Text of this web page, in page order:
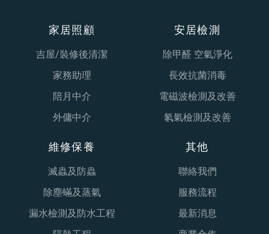
家居照顧
吉屋/裝修後清潔
家務助理
陪月中介
外傭中介
安居檢測
除甲醛 空氣淨化
長效抗菌消毒
電磁波檢測及改善
氡氣檢測及改善
維修保養
滅蟲及防蟲
除塵蟎及蒸氣
漏水檢測及防水工程
其他
聯絡我們
服務流程
最新消息